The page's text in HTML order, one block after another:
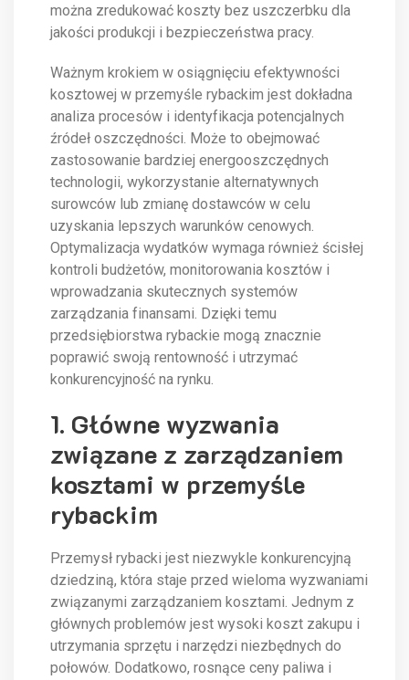
można zredukować koszty bez uszczerbku dla
jakości produkcji i bezpieczeństwa pracy.
Ważnym krokiem w osiągnięciu efektywności
kosztowej w przemyśle rybackim jest dokładna
analiza procesów i identyfikacja potencjalnych
źródeł oszczędności. Może to obejmować
zastosowanie bardziej energooszczędnych
technologii, wykorzystanie alternatywnych
surowców lub zmianę dostawców w celu
uzyskania lepszych warunków cenowych.
Optymalizacja wydatków wymaga również ścisłej
kontroli budżetów, monitorowania kosztów i
wprowadzania skutecznych systemów
zarządzania finansami. Dzięki temu
przedsiębiorstwa rybackie mogą znacznie
poprawić swoją rentowność i utrzymać
konkurencyjność na rynku.
1. Główne wyzwania
związane z zarządzaniem
kosztami w przemyśle
rybackim
Przemysł rybacki jest niezwykle konkurencyjną
dziedziną, która staje przed wieloma wyzwaniami
związanymi zarządzaniem kosztami. Jednym z
głównych problemów jest wysoki koszt zakupu i
utrzymania sprzętu i narzędzi niezbędnych do
połowów. Dodatkowo, rosnące ceny paliwa i